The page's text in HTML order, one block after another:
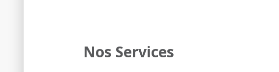
Nos Services